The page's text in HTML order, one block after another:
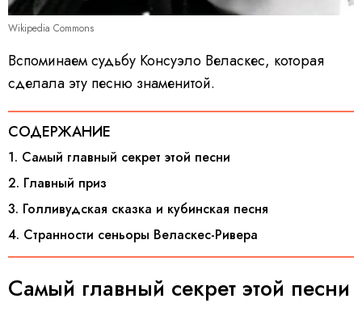
Wikipedia Commons
Вспоминаем судьбу Консуэло Веласкес, которая
сделала эту песню знаменитой.
СОДЕРЖАНИЕ
1. Самый главный секрет этой песни
2. Главный приз
3. Голливудская сказка и кубинская песня
4. Странности сеньоры Веласкес-Ривера
Самый главный секрет этой песни